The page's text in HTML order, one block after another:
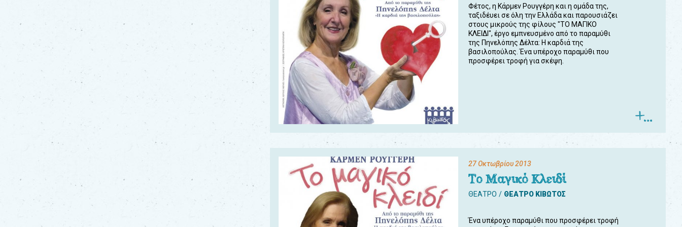
Φέτος, η Κάρμεν Ρουγγέρη και η ομάδα της,
ταξιδέυει σε όλη την Ελλάδα και παρουσιάζει
στους μικρούς της φίλους "ΤΟ ΜΑΓΙΚΟ
ΚΛΕΙΔΙ", έργο εμπνευσμένο από το παραμύθι
της Πηνελόπης Δέλτα: Η καρδιά της
βασιλοπούλας. Ένα υπέροχο παραμύθι που
προσφέρει τροφή για σκέψη.
27 Οκτωβρίου 2013
Το Μαγικό Κλειδί
ΘΕΑΤΡΟ ΘΕΑΤΡΟ ΚΙΒΩΤΟΣ
Ένα υπέροχο παραμύθι που προσφέρει τροφή